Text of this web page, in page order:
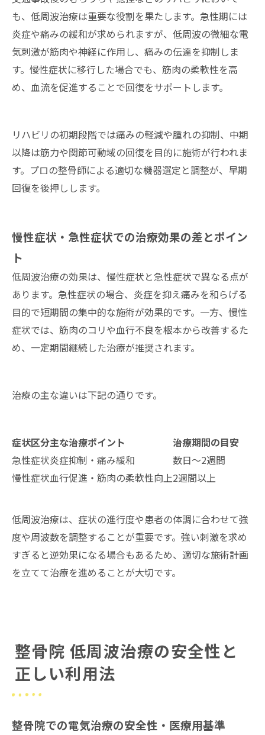
も、低周波治療は重要な役割を果たします。急性期には
炎症や痛みの緩和が求められますが、低周波の微細な電
気刺激が筋肉や神経に作用し、痛みの伝達を抑制しま
す。慢性症状に移行した場合でも、筋肉の柔軟性を高
め、血流を促進することで回復をサポートします。
リハビリの初期段階では痛みの軽減や腫れの抑制、中期
以降は筋力や関節可動域の回復を目的に施術が行われま
す。プロの整骨師による適切な機器選定と調整が、早期
回復を後押しします。
慢性症状・急性症状での治療効果の差とポイン
ト
低周波治療の効果は、慢性症状と急性症状で異なる点が
あります。急性症状の場合、炎症を抑え痛みを和らげる
目的で短期間の集中的な施術が効果的です。一方、慢性
症状では、筋肉のコリや血行不良を根本から改善するた
め、一定期間継続した治療が推奨されます。
治療の主な違いは下記の通りです。
症状区分主な治療ポイント
治療期間の目安
急性症状炎症抑制・痛み緩和
数日～2週間
慢性症状血行促進・筋肉の柔軟性向上2週間以上
低周波治療は、症状の進行度や患者の体調に合わせて強
度や周波数を調整することが重要です。強い刺激を求め
すぎると逆効果になる場合もあるため、適切な施術計画
を立てて治療を進めることが大切です。
整骨院 低周波治療の安全性と
正しい利用法
整骨院での電気治療の安全性・医療用基準